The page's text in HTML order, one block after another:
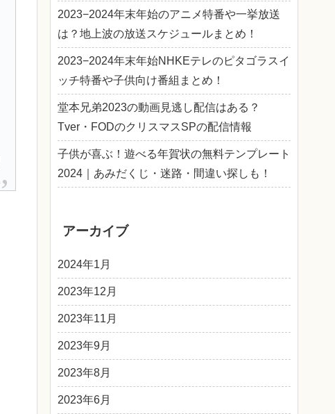
2023−2024年末年始のアニメ特番や一挙放送
は？地上波の放送スケジュールまとめ！
2023−2024年末年始NHKEテレのピタゴラスイ
ッチ特番や子供向け番組まとめ！
堂本兄弟2023の動画見逃し配信はある？
Tver・FODのクリスマスSPの配信情報
子供が喜ぶ！遊べる年賀状の無料テンプレート
2024｜あみだくじ・迷路・間違い探しも！
アーカイブ
2024年1月
2023年12月
2023年11月
2023年9月
2023年8月
2023年6月